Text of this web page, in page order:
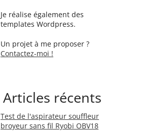
Je réalise également des
templates Wordpress.
Un projet à me proposer ?
Contactez-moi !
Articles récents
Test de l'aspirateur souffleur
broyeur sans fil Ryobi OBV18